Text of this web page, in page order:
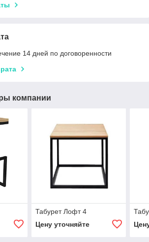
14 дней по договоренности
компании
Табурет Лофт 4
Цену уточняйте